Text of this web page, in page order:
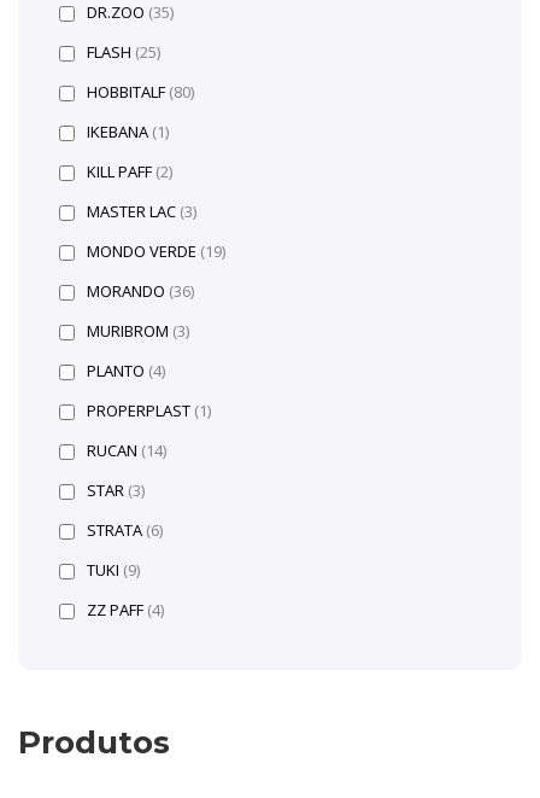
Produtos
DR.ZOO (35)
FLASH (25)
HOBBITALF (80)
IKEBANA (1)
KILL PAFF (2)
MASTER LAC (3)
MONDO VERDE (19)
MORANDO (36)
MURIBROM (3)
PLANTO (4)
PROPERPLAST (1)
RUCAN (14)
STAR (3)
STRATA (6)
TUKI (9)
ZZ PAFF (4)